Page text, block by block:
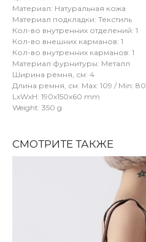
Материал: Натуральная кожа
Материал подкладки: Текстиль
Кол-во внутренних отделений: 1
Кол-во внешних карманов: 1
Кол-во внутренних карманов: 1
Материал фурнитуры: Металл
Ширина ремня, см: 4
Длина ремня, см: Max: 109 / Min: 80
LxWxH: 190x150x60 mm
Weight: 350 g
СМОТРИТЕ ТАКЖЕ